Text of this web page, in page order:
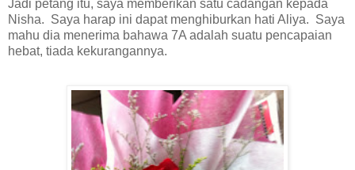
Jadi petang itu, saya memberikan satu cadangan kepada
Nisha. Saya harap ini dapat menghiburkan hati Aliya. Saya
mahu dia menerima bahawa 7A adalah suatu pencapaian
hebat, tiada kekurangannya.